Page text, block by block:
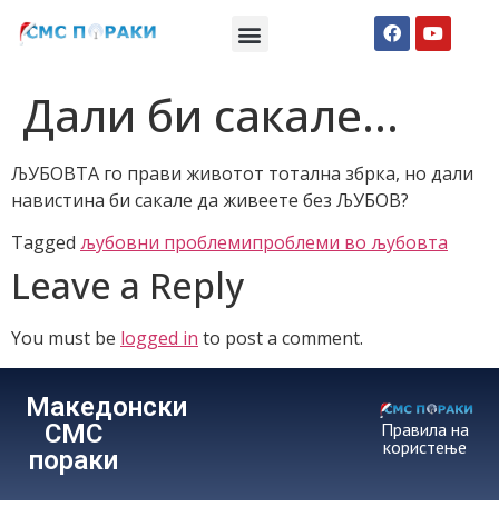
Дали би сакале…
ЉУБОВТА го прави животот тотална збрка, но дали
навистина би сакале да живеете без ЉУБОВ?
Tagged љубовни проблемипроблеми во љубовта
Leave a Reply
You must be logged in to post a comment.
Македонски
СМС
пораки
Правила на
користење